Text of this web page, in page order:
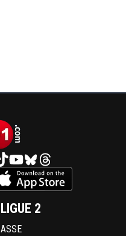
LIGUE 2
ASSE